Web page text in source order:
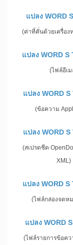
แปลง WORD
(ค่าที่คั่นด้วยเครื่อง
แปลง WORD S
(ไฟล์อีเ
แปลง WORD S
(ข้อความ
แปลง WORD S
(สเปรดชีต
XML)
แปลง WORD S
(ไฟล์กล่องจดห
แปลง WORD
(ไฟล์รายการข้อคว